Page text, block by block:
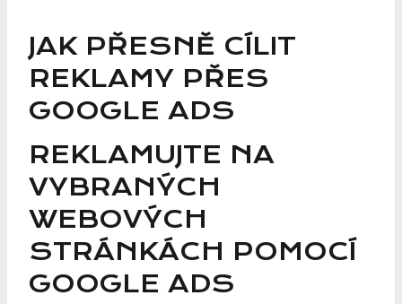
JAK PŘESNĚ CÍLIT
REKLAMY PŘES
GOOGLE ADS
REKLAMUJTE NA
VYBRANÝCH
WEBOVÝCH
STRÁNKÁCH POMOCÍ
GOOGLE ADS